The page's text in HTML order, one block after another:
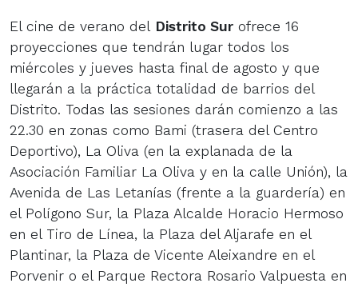
El cine de verano del Distrito Sur ofrece 16
proyecciones que tendrán lugar todos los
miércoles y jueves hasta final de agosto y que
llegarán a la práctica totalidad de barrios del
Distrito. Todas las sesiones darán comienzo a las
22.30 en zonas como Bami (trasera del Centro
Deportivo), La Oliva (en la explanada de la
Asociación Familiar La Oliva y en la calle Unión), la
Avenida de Las Letanías (frente a la guardería) en
el Polígono Sur, la Plaza Alcalde Horacio Hermoso
en el Tiro de Línea, la Plaza del Aljarafe en el
Plantinar, la Plaza de Vicente Aleixandre en el
Porvenir o el Parque Rectora Rosario Valpuesta en